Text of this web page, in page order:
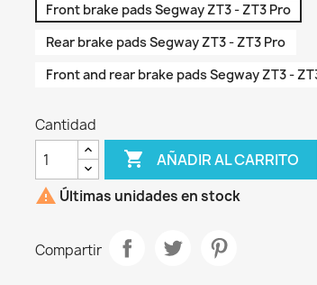
Front brake pads Segway ZT3 - ZT3 Pro
Rear brake pads Segway ZT3 - ZT3 Pro
Front and rear brake pads Segway ZT3 -
Cantidad
 AÑADIR AL CARRITO
 Últimas unidades en stock
Compartir